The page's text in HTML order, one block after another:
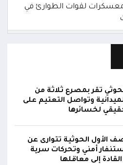
لقوات الطوارئ في
الطوارئ في منطقة الرويك
تُسقط مُسيرة حوثية في أجواء
الإجراءات لإحالته إلى
تقر بمصرع ثلاثة من
وتواصل التعتيم على
لخسائرها
الأول الحوثية تتوارى عن
أمني وتحركات سرية
إلى معاقلها